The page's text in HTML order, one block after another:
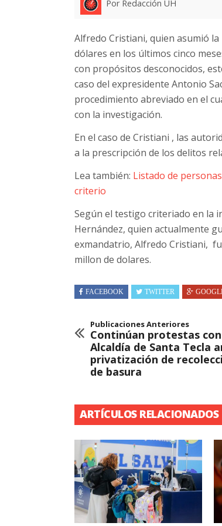
Por Redacción UH
Alfredo Cristiani, quien asumió
dólares en los últimos cinco
con propósitos desconocidos,
caso del expresidente Antonio
procedimiento abreviado en el
con la investigación.
En el caso de Cristiani , las
a la prescripción de los delitos
Lea también: Listado de
criterio
Según el testigo criteriado en la
Hernández, quien actualmente
exmandatrio, Alfredo Cristiani,
millon de dolares.
FACEBOOK TWITTER
Publicaciones Anteriores
Continúan protestas
Alcaldía de Santa Tecla
privatización de
de basura
ARTÍCULOS RELACIONADOS